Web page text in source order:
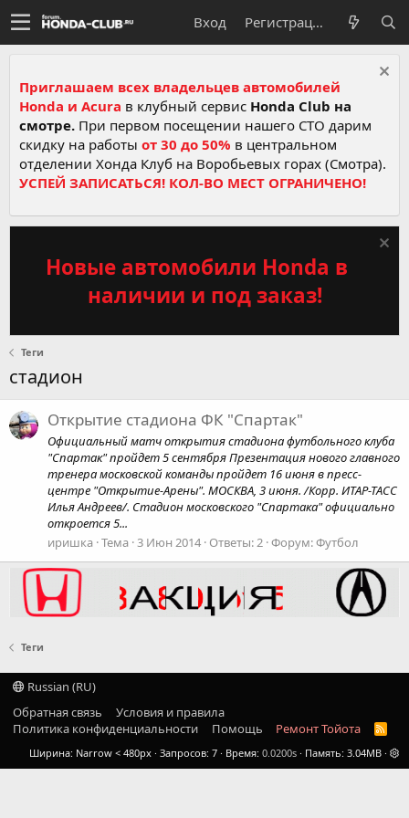
Вход Регистрация
Приглашаем всех владельцев автомобилей
Honda и Acura в клубный сервис Honda Club на
смотре. При первом посещении нашего СТО дарим
скидку на работы от 30 до 50% в центральном
отделении Хонда Клуб на Воробьевых горах (Смотра).
УСПЕЙ ЗАПИСАТЬСЯ! КОЛ-ВО МЕСТ ОГРАНИЧЕНО!
Новые автомобили Honda в
наличии и под заказ!
Теги
стадион
Открытие стадиона ФК "Спартак"
Официальный матч открытия стадиона футбольного клуба
"Спартак" пройдет 5 сентября Презентация нового главного
тренера московской команды пройдет 16 июня в пресс-
центре "Открытие-Арены". МОСКВА, 3 июня. /Корр. ИТАР-ТАСС
Илья Андреев/. Стадион московского "Спартака" официально
откроется 5...
иришка Тема 3 Июн 2014 Ответы: 2 Форум:Футбол
Теги
Russian (RU)
Обратная связь
Условия и правила
Политика конфиденциальности
Помощь Ремонт Тойота
R
S
S
Ширина Запросов 7 Время 0.0200s Память 3.04MB